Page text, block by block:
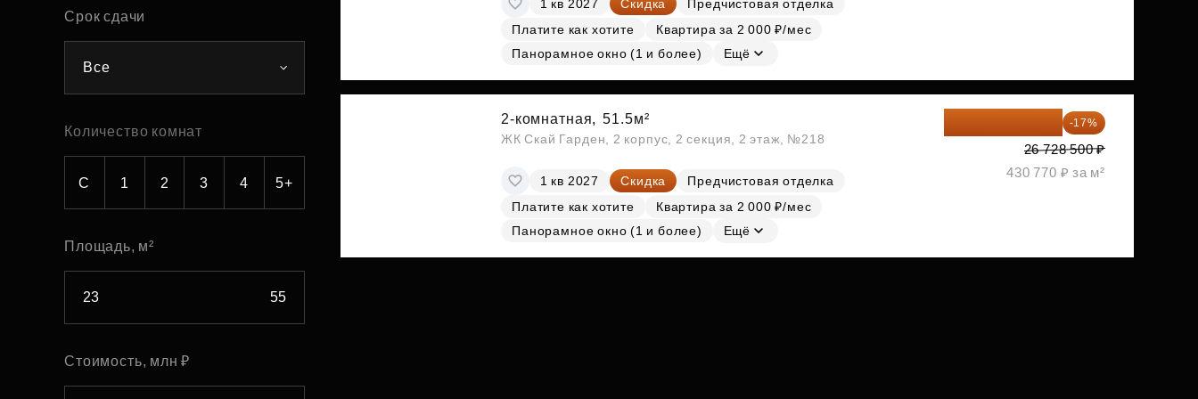
Рефинансирование
Субсидии
Срок сдачи
Все
Количество комнат
С 1 2 3 4 5+
Площадь, м²
Стоимость, млн ₽
1 кв 2027 Скидка
Предчистовая отделка
Платите как хотите
Квартира за 2 000 ₽/мес
Панорамное окно (1 и более)
Ещё
2-комнатная, 51.5м²
ЖК Скай Гарден, 2 корпус, 2 секция, 2 этаж, №218
1 кв 2027 Скидка
Предчистовая отделка
Платите как хотите
Квартира за 2 000 ₽/мес
Панорамное окно (1 и более)
Ещё
-17%
26 728 500 ₽
430 770 ₽ за м²